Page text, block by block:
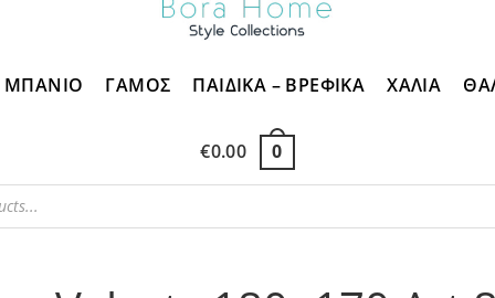
ΜΠΑΝΙΟ ΓΑΜΟΣ ΠΑΙΔΙΚΑ – ΒΡΕΦΙΚΑ ΧΑΛΙΑ
€0.00 0